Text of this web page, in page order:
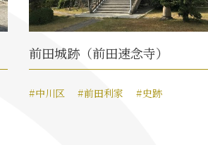
前田城跡（前田速念寺）
#中川区 #前田利家 #史跡